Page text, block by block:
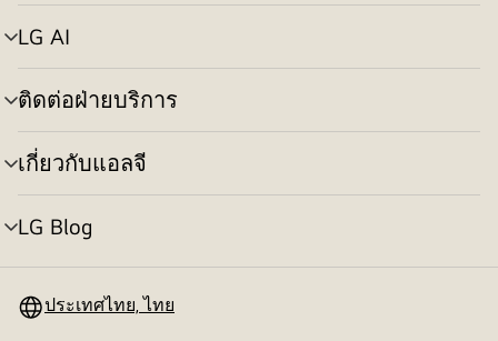
เมนู
LG AI
สลับ
เมนู
ติดต่อฝ่ายบริการ
สลับ
เมนู
เกี่ยวกับแอลจี
สลับ
เมนู
LG Blog
สลับ
ประเทศไทย, ไทย